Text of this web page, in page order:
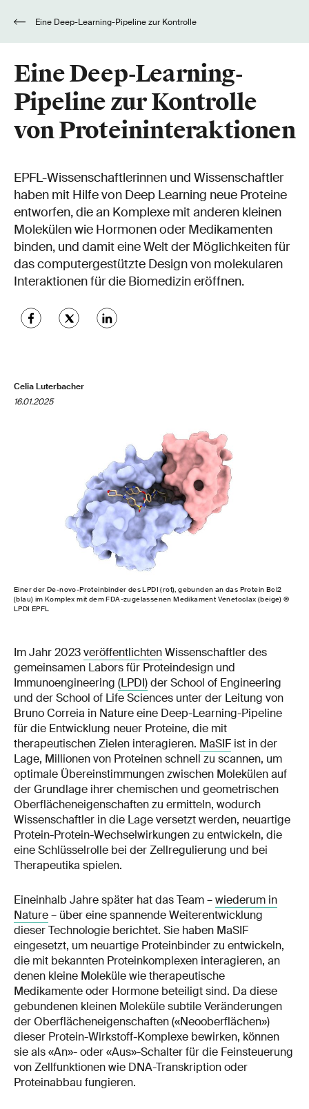
Eine Deep-Learning-
Pipeline zur Kontrolle
von Proteininteraktionen
EPFL-Wissenschaftlerinnen und Wissenschaftler
haben mit Hilfe von Deep Learning neue Proteine
entworfen, die an Komplexe mit anderen kleinen
Molekülen wie Hormonen oder Medikamenten
binden, und damit eine Welt der Möglichkeiten für
das computergestützte Design von molekularen
Interaktionen für die Biomedizin eröffnen.
Celia Luterbacher
16.01.2025
Einer der De-novo-Proteinbinder des LPDI (rot), gebunden an das Protein Bcl2
(blau) im Komplex mit dem FDA-zugelassenen Medikament Venetoclax (beige) ©
LPDI EPFL
Im Jahr 2023veröffentlichtenWissenschaftler des
gemeinsamen Labors für Proteindesign und
Immunoengineering (LPDI)der School of Engineering
und der School of Life Sciences unter der Leitung von
Bruno Correia in Nature eine Deep-Learning-Pipeline
für die Entwicklung neuer Proteine, die mit
therapeutischen Zielen interagieren. MaSIF ist in der
Lage, Millionen von Proteinen schnell zu scannen, um
optimale Übereinstimmungen zwischen Molekülen auf
der Grundlage ihrer chemischen und geometrischen
Oberflächeneigenschaften zu ermitteln, wodurch
Wissenschaftler in die Lage versetzt werden, neuartige
Protein-Protein-Wechselwirkungen zu entwickeln, die
eine Schlüsselrolle bei der Zellregulierung und bei
Therapeutika spielen.
Eineinhalb Jahre später hat das Team –wiederum in
Nature– über eine spannende Weiterentwicklung
dieser Technologie berichtet. Sie haben MaSIF
eingesetzt, um neuartige Proteinbinder zu entwickeln,
die mit bekannten Proteinkomplexen interagieren, an
denen kleine Moleküle wie therapeutische
Medikamente oder Hormone beteiligt sind. Da diese
gebundenen kleinen Moleküle subtile Veränderungen
der Oberflächeneigenschaften («Neooberflächen»)
dieser Protein-Wirkstoff-Komplexe bewirken, können
sie als «An»- oder «Aus»-Schalter für die Feinsteuerung
von Zellfunktionen wie DNA-Transkription oder
Proteinabbau fungieren.